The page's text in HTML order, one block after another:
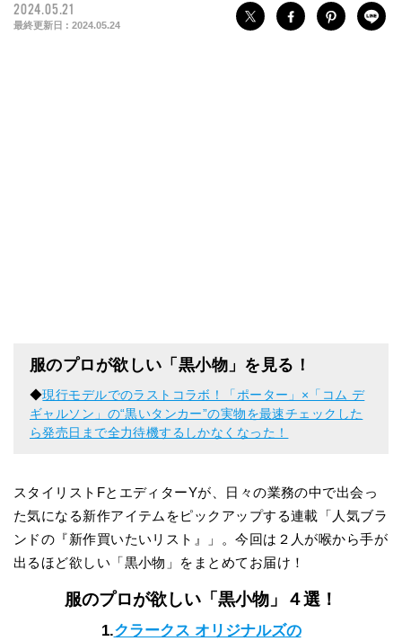
2024.05.21
最終更新日 : 2024.05.24
服のプロが欲しい「黒小物」を見る！
◆現行モデルでのラストコラボ！「ポーター」×「コム デ
ギャルソン」の“黒いタンカー”の実物を最速チェックした
ら発売日まで全力待機するしかなくなった！
スタイリストFとエディターYが、日々の業務の中で出会っ
た気になる新作アイテムをピックアップする連載「人気ブラ
ンドの『新作買いたいリスト』」。今回は２人が喉から手が
出るほど欲しい「黒小物」をまとめてお届け！
服のプロが欲しい「黒小物」４選！
1.クラークス オリジナルズの